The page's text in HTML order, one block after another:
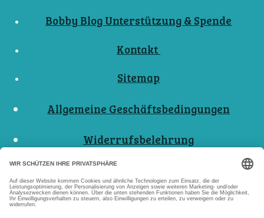
Bobby Blog Unterstützung & Spende
Kontakt
Sitemap
Allgemeine Geschäftsbedingungen
Widerrufsbelehrung
Nutzungsbedingungen
Datenschutzerklärungen